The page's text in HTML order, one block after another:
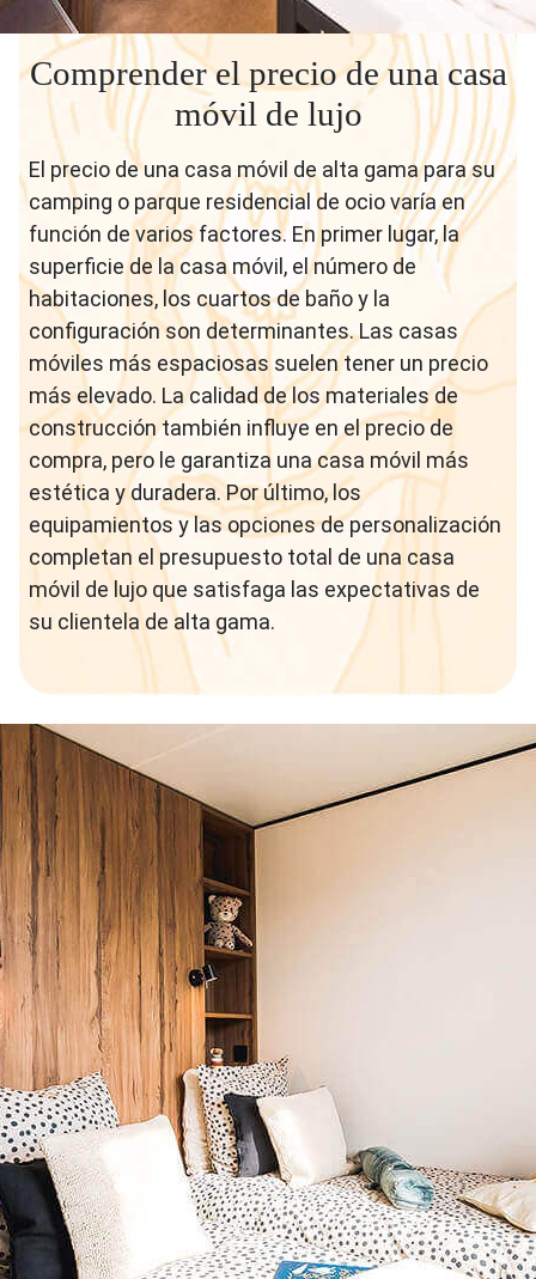
Comprender el precio de una casa
móvil de lujo
El precio de una casa móvil de alta gama para su
camping o parque residencial de ocio varía en
función de varios factores. En primer lugar, la
superficie de la casa móvil, el número de
habitaciones, los cuartos de baño y la
configuración son determinantes. Las casas
móviles más espaciosas suelen tener un precio
más elevado. La calidad de los materiales de
construcción también influye en el precio de
compra, pero le garantiza una casa móvil más
estética y duradera. Por último, los
equipamientos y las opciones de personalización
completan el presupuesto total de una casa
móvil de lujo que satisfaga las expectativas de
su clientela de alta gama.